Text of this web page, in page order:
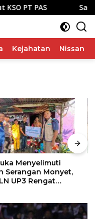
PAS Saat Duka
Kejahatan Nissan
Jadi Gudang
Solar,
Baby Tank